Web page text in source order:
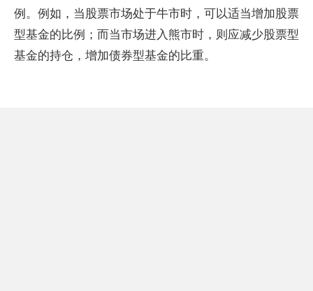
例。例如，当股票市场处于牛市时，可以适当增加股票
型基金的比例；而当市场进入熊市时，则应减少股票型
基金的持仓，增加债券型基金的比重。